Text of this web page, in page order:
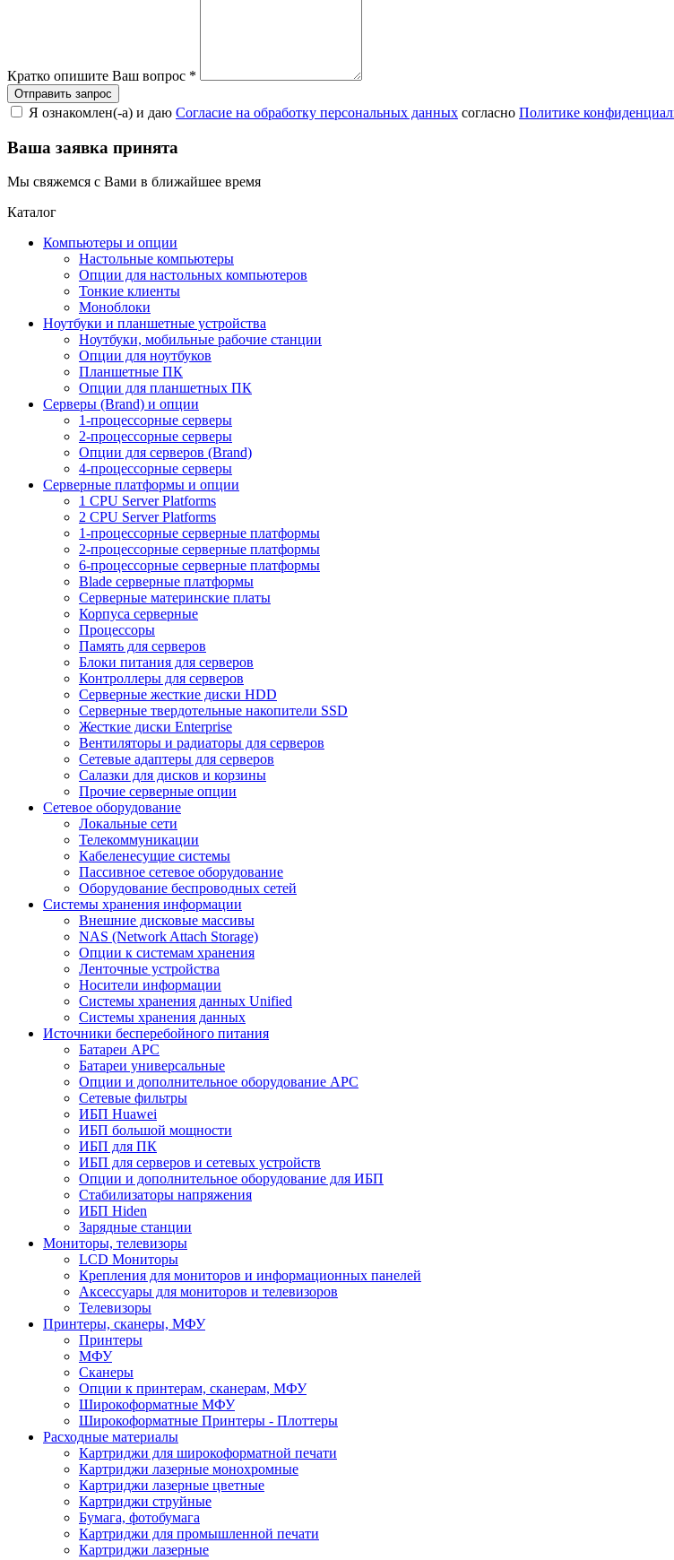
Кратко опишите Ваш вопрос *
Я ознакомлен(-а) и даю Согласие на обработку персональных данных согласно Политике
Ваша заявка принята
Мы свяжемся с Вами в ближайшее время
Каталог
Компьютеры и опции
Настольные компьютеры
Опции для настольных компьютеров
Тонкие клиенты
Моноблоки
Ноутбуки и планшетные устройства
Ноутбуки, мобильные рабочие станции
Опции для ноутбуков
Планшетные ПК
Опции для планшетных ПК
Серверы (Brand) и опции
1-процессорные серверы
2-процессорные серверы
Опции для серверов (Brand)
4-процессорные серверы
Серверные платформы и опции
1 CPU Server Platforms
2 CPU Server Platforms
1-процессорные серверные платформы
2-процессорные серверные платформы
6-процессорные серверные платформы
Blade серверные платформы
Серверные материнские платы
Корпуса серверные
Процессоры
Память для серверов
Блоки питания для серверов
Контроллеры для серверов
Серверные жесткие диски HDD
Серверные твердотельные накопители SSD
Жесткие диски Enterprise
Вентиляторы и радиаторы для серверов
Сетевые адаптеры для серверов
Салазки для дисков и корзины
Прочие серверные опции
Сетевое оборудование
Локальные сети
Телекоммуникации
Кабеленесущие системы
Пассивное сетевое оборудование
Оборудование беспроводных сетей
Системы хранения информации
Внешние дисковые массивы
NAS (Network Attach Storage)
Опции к системам хранения
Ленточные устройства
Носители информации
Системы хранения данных Unified
Системы хранения данных
Источники бесперебойного питания
Батареи APC
Батареи универсальные
Опции и дополнительное оборудование АРС
Сетевые фильтры
ИБП Huawei
ИБП большой мощности
ИБП для ПК
ИБП для серверов и сетевых устройств
Опции и дополнительное оборудование для ИБП
Стабилизаторы напряжения
ИБП Hiden
Зарядные станции
Мониторы, телевизоры
LCD Мониторы
Крепления для мониторов и информационных панелей
Аксессуары для мониторов и телевизоров
Телевизоры
Принтеры, сканеры, МФУ
Принтеры
МФУ
Сканеры
Опции к принтерам, сканерам, МФУ
Широкоформатные МФУ
Широкоформатные Принтеры - Плоттеры
Расходные материалы
Картриджи для широкоформатной печати
Картриджи лазерные монохромные
Картриджи лазерные цветные
Картриджи струйные
Бумага, фотобумага
Картриджи для промышленной печати
Картриджи лазерные